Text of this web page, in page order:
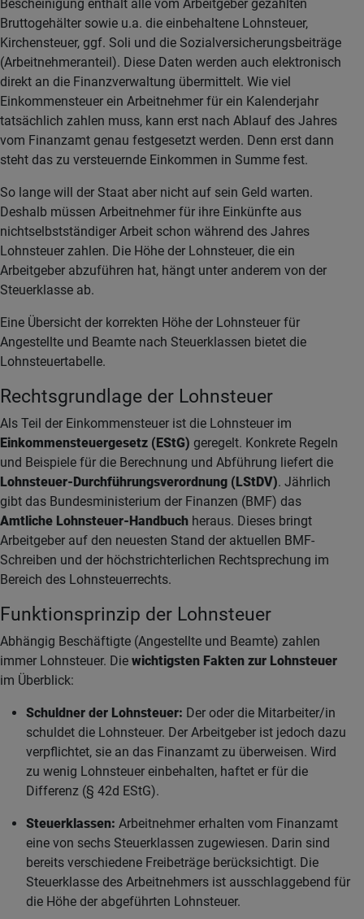
Bescheinigung enthält alle vom Arbeitgeber gezahlten
Bruttogehälter sowie u.a. die einbehaltene Lohnsteuer,
Kirchensteuer, ggf. Soli und die Sozialversicherungsbeiträge
(Arbeitnehmeranteil). Diese Daten werden auch elektronisch
direkt an die Finanzverwaltung übermittelt. Wie viel
Einkommensteuer ein Arbeitnehmer für ein Kalenderjahr
tatsächlich zahlen muss, kann erst nach Ablauf des Jahres
vom Finanzamt genau festgesetzt werden. Denn erst dann
steht das zu versteuernde Einkommen in Summe fest.
So lange will der Staat aber nicht auf sein Geld warten.
Deshalb müssen Arbeitnehmer für ihre Einkünfte aus
nichtselbstständiger Arbeit schon während des Jahres
Lohnsteuer zahlen. Die Höhe der Lohnsteuer, die ein
Arbeitgeber abzuführen hat, hängt unter anderem von der
Steuerklasse ab.
Eine Übersicht der korrekten Höhe der Lohnsteuer für
Angestellte und Beamte nach Steuerklassen bietet die
Lohnsteuertabelle.
Rechtsgrundlage der Lohnsteuer
Als Teil der Einkommensteuer ist die Lohnsteuer im
Einkommensteuergesetz (EStG) geregelt. Konkrete Regeln
und Beispiele für die Berechnung und Abführung liefert die
Lohnsteuer-Durchführungsverordnung (LStDV). Jährlich
gibt das Bundesministerium der Finanzen (BMF) das
Amtliche Lohnsteuer-Handbuch heraus. Dieses bringt
Arbeitgeber auf den neuesten Stand der aktuellen BMF-
Schreiben und der höchstrichterlichen Rechtsprechung im
Bereich des Lohnsteuerrechts.
Funktionsprinzip der Lohnsteuer
Abhängig Beschäftigte (Angestellte und Beamte) zahlen
immer Lohnsteuer. Die wichtigsten Fakten zur Lohnsteuer
im Überblick:
Schuldner der Lohnsteuer: Der oder die Mitarbeiter/in
schuldet die Lohnsteuer. Der Arbeitgeber ist jedoch dazu
verpflichtet, sie an das Finanzamt zu überweisen. Wird
zu wenig Lohnsteuer einbehalten, haftet er für die
Differenz (§ 42d EStG).
Steuerklassen: Arbeitnehmer erhalten vom Finanzamt
eine von sechs Steuerklassen zugewiesen. Darin sind
bereits verschiedene Freibeträge berücksichtigt. Die
Steuerklasse des Arbeitnehmers ist ausschlaggebend für
die Höhe der abgeführten Lohnsteuer.